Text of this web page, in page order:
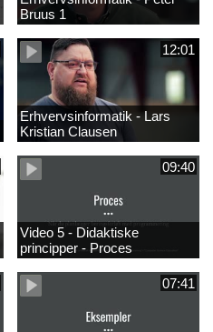
Bruus 1
12:01
Erhvervsinformatik - Lars
Kristian Clausen
09:40
Video 5 - Didaktiske
principper - Proces
07:41